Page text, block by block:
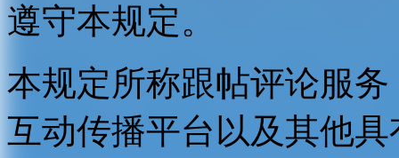
遵守本规定。
本规定所称跟帖评论服
互动传播平台以及其他